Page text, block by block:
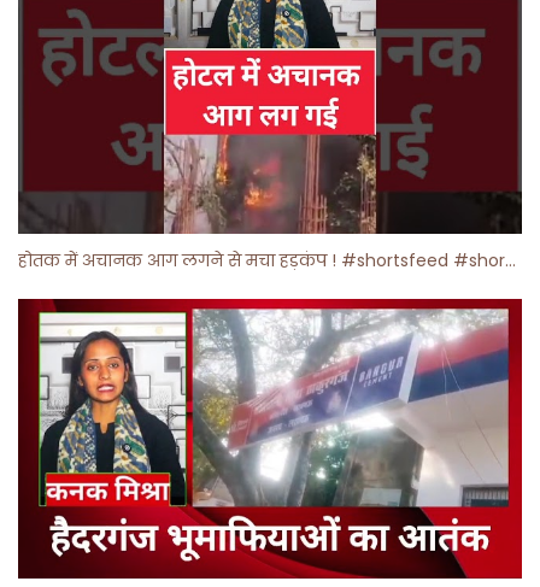
होतक में अचानक आग लगने से मचा हड़कंप ! #shortsfeed #shorts #viralshorts